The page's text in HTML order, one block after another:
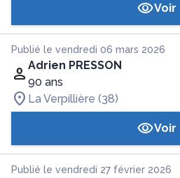
Voir
Publié le vendredi 06 mars 2026
Adrien PRESSON
90 ans
La Verpillière (38)
Voir
Publié le vendredi 27 février 2026